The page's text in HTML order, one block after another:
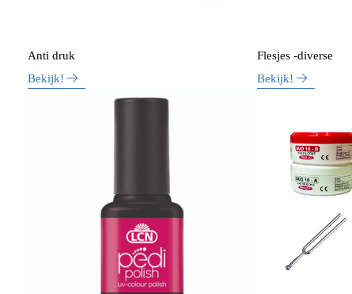
Anti druk
Bekijk!
Flesjes -diverse
Bekijk!